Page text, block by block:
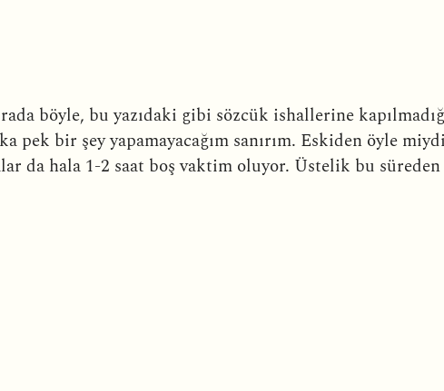
böyle, bu yazıdaki gibi sözcük ishallerine
pek bir şey yapamayacağım sanırım. Eskiden öyle
da hala 1-2 saat boş vaktim oluyor. Üstelik bu